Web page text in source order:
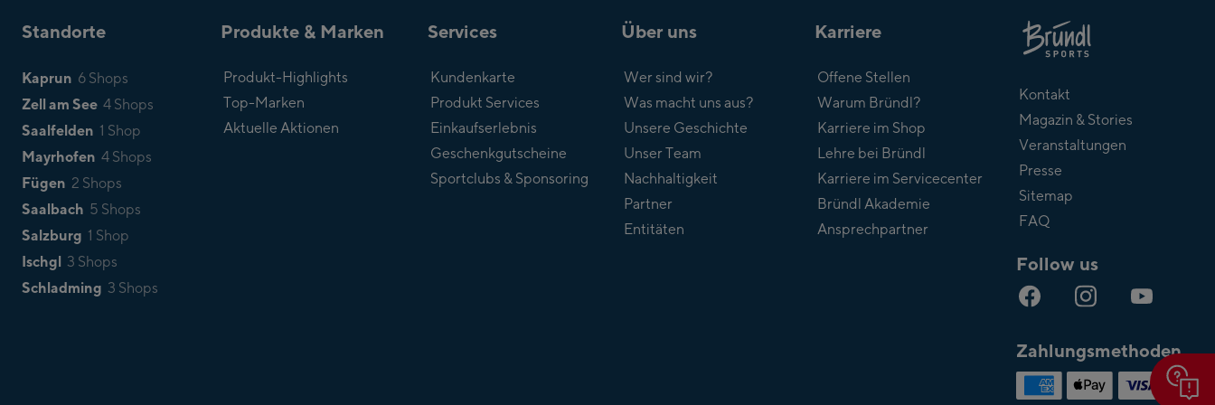
Standorte
Kaprun 6 Shops
Zell am See 4 Shops
Saalfelden 1 Shop
Mayrhofen 4 Shops
Fügen 2 Shops
Saalbach 5 Shops
Salzburg 1 Shop
Ischgl 3 Shops
Schladming 3 Shops
Produkte & Marken
Produkt-Highlights
Top-Marken
Aktuelle Aktionen
Services
Kundenkarte
Produkt Services
Einkaufserlebnis
Geschenkgutscheine
Sportclubs & Sponsoring
Über uns
Wer sind wir?
Was macht uns aus?
Unsere Geschichte
Unser Team
Nachhaltigkeit
Partner
Entitäten
Karriere
Offene Stellen
Warum Bründl?
Karriere im Shop
Lehre bei Bründl
Karriere im Servicecenter
Bründl Akademie
Ansprechpartner
Bründl
Kontakt
Magazin & Stories
Veranstaltungen
Presse
Sitemap
FAQ
Follow us
Zahlungsmethoden